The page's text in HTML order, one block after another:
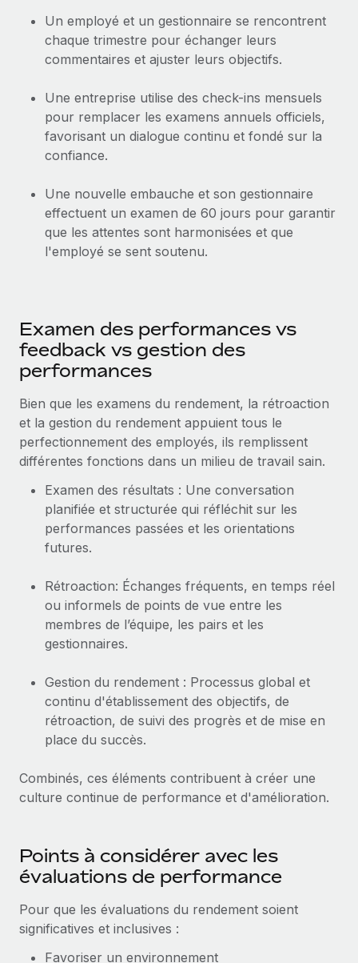
Un employé et un gestionnaire se rencontrent
chaque trimestre pour échanger leurs
commentaires et ajuster leurs objectifs.
Une entreprise utilise des check-ins mensuels
pour remplacer les examens annuels officiels,
favorisant un dialogue continu et fondé sur la
confiance.
Une nouvelle embauche et son gestionnaire
effectuent un examen de 60 jours pour garantir
que les attentes sont harmonisées et que
l'employé se sent soutenu.
Examen des performances vs
feedback vs gestion des
performances
Bien que les examens du rendement, la rétroaction
et la gestion du rendement appuient tous le
perfectionnement des employés, ils remplissent
différentes fonctions dans un milieu de travail sain.
Examen des résultats : Une conversation
planifiée et structurée qui réfléchit sur les
performances passées et les orientations
futures.
Rétroaction: Échanges fréquents, en temps réel
ou informels de points de vue entre les
membres de l’équipe, les pairs et les
gestionnaires.
Gestion du rendement : Processus global et
continu d'établissement des objectifs, de
rétroaction, de suivi des progrès et de mise en
place du succès.
Combinés, ces éléments contribuent à créer une
culture continue de performance et d'amélioration.
Points à considérer avec les
évaluations de performance
Pour que les évaluations du rendement soient
significatives et inclusives :
Favoriser un environnement